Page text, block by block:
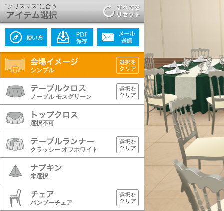
"クリスマス"に合う
シンプル
ノーブル モスグリーン
選択不可
クラッシー オフホワイト
未選択
バンブーチェア